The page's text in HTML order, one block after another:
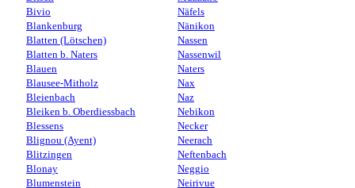
Bivio
Blankenburg
Blatten (Lötschen)
Blatten b. Naters
Blauen
Blausee-Mitholz
Bleienbach
Bleiken b. Oberdiessbach
Blessens
Blignou (Ayent)
Blitzingen
Blonay
Blumenstein
Näfels
Nänikon
Nassen
Nassenwil
Naters
Nax
Naz
Nebikon
Necker
Neerach
Neftenbach
Neggio
Neirivue